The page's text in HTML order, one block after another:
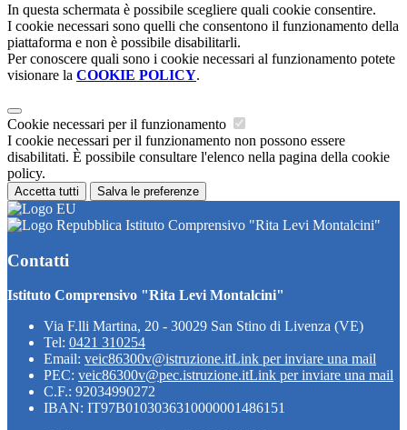
In questa schermata è possibile scegliere quali cookie consentire.
I cookie necessari sono quelli che consentono il funzionamento della
piattaforma e non è possibile disabilitarli.
Per conoscere quali sono i cookie necessari al funzionamento potete
visionare la COOKIE POLICY.
Cookie necessari per il funzionamento
I cookie necessari per il funzionamento non possono essere
disabilitati. È possibile consultare l'elenco nella pagina della cookie
policy.
Accetta tutti Salva le preferenze
Istituto Comprensivo "Rita Levi Montalcini"
Contatti
Istituto Comprensivo "Rita Levi Montalcini"
Via F.lli Martina, 20 - 30029 San Stino di Livenza (VE)
Tel: 0421 310254
Email: veic86300v@istruzione.itLink per inviare una mail
PEC: veic86300v@pec.istruzione.itLink per inviare una mail
C.F.: 92034990272
IBAN: IT97B0103036310000001486151